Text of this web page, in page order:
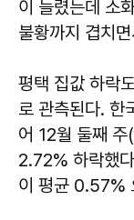
이 늘렸는데 소
불황까지 겹치
평택 집값 하락
로 관측된다. 한
어 12월 둘째 주
2.72% 하락했
이 평균 0.57%